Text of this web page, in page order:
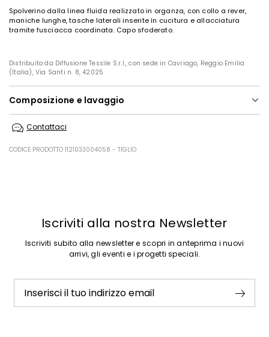
Spolverino dalla linea fluida realizzato in organza, con collo a rever,
maniche lunghe, tasche laterali inserite in cucitura e allacciatura
tramite fusciacca coordinata. Capo sfoderato.
Distribuito da Diffusione Tessile S.r.l., con sede in Cavriago, Reggio Emilia
(Italia), Via Santi n. 8, 42025
Composizione e lavaggio
macchina; asciugare in piano in ombra; ferro tiepido max 110 gradi c;
in acqua.; lavare e stirare a rovescio.; lavare separatamente.
Contattaci
CODICE PRODOTTO 1121033004058 - TIGLIO
Iscriviti alla nostra Newsletter
Iscriviti subito alla newsletter e scopri in anteprima i nuovi
arrivi, gli eventi e i progetti speciali.
Inserisci il tuo indirizzo email